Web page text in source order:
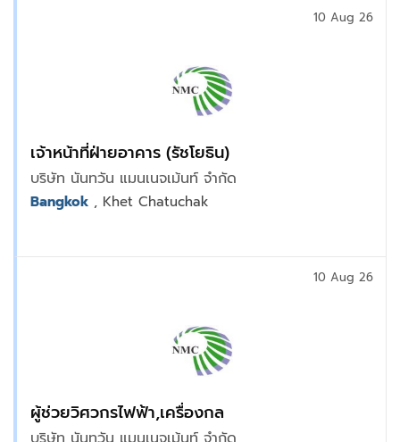
เจ้าหน้าที่ฝ่ายอาคาร (รัชโยธิน)
บริษัท นันทวัน แมนเนจเม้นท์ จำกัด
10 Aug 26
Bangkok , Khet Chatuchak
ผู้ช่วยวิศวกรไฟฟ้า,เครื่องกล
10 Aug 26